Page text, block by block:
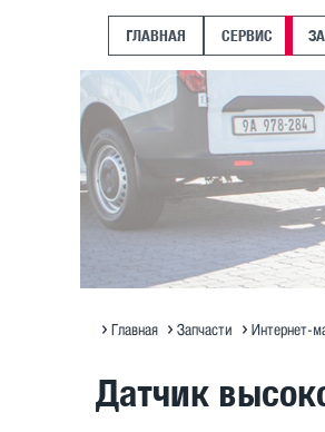
ГЛАВНАЯ СЕРВИС
Главная Запчасти Интернет-
Датчик